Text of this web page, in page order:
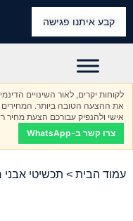
קבע איתנו פגישה
לקוחות יקרים, לאור השינויים
את ההצעה הטובה ביותר.
אישי ולהנפיק עבורכם הצעת מחיר
צרו קשר ב-WhatsApp
עמוד הבית > תכשיטי אבני